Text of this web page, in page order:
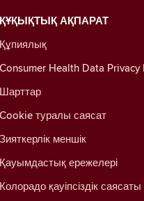
ҚҰҚЫҚТЫҚ АҚПАРАТ
Құпиялық
Consumer Health Data Privacy
Шарттар
Cookie туралы саясат
Зияткерлік меншік
Қауымдастық ережелері
Колорадо қауіпсіздік